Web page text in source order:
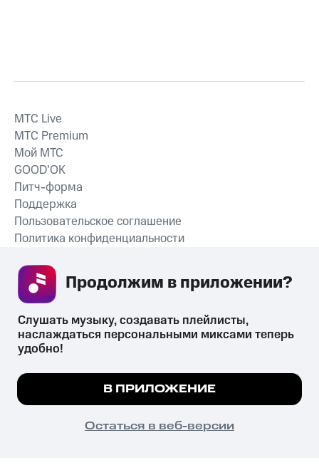
СКАЧАТЬ ПРИЛОЖЕНИЕ
MTС Live
MTС Premium
Мой МТС
GOOD’OK
Питч-форма
Поддержка
Пользовательское соглашение
Политика конфиденциальности
психотропных веществ, их аналогов причиняет вред здоровью,
их незаконный оборот запрещён и влечёт установленную
законодательством ответственность.
© 2026 ООО «КИОН».
Все права защищены
Мы используем куки, чтобы на сайте все
Подробнее
ПОНЯТНО
Слушать музыку, создавать плейлисты,
наслаждаться персональными миксами теперь
удобно!
В ПРИЛОЖЕНИЕ
Остаться в веб-версии